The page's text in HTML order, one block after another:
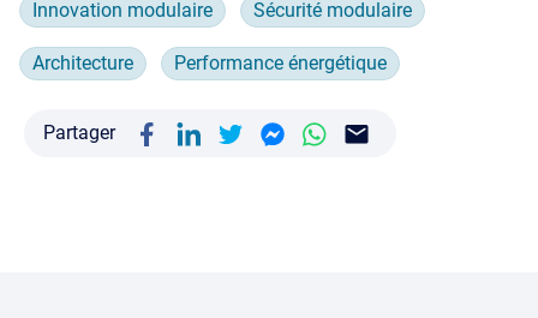
Innovation modulaire Sécurité modulaire
Architecture Performance énergétique
Partager